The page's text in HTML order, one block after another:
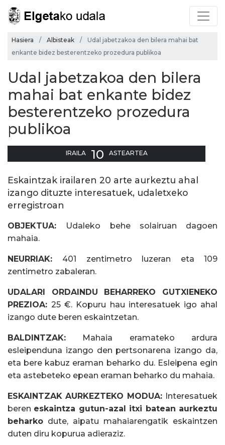
Hasiera Albisteak
Udal jabetzakoa den bilera mahai bat
enkante bidez besterentzeko prozedura publikoa
Udal jabetzakoa den bilera
mahai bat enkante bidez
besterentzeko prozedura
publikoa
IRAILA 10 ASTEARTEA
Eskaintzak irailaren 20 arte aurkeztu ahal
izango dituzte interesatuek, udaletxeko
erregistroan
OBJEKTUA: Udaleko behe solairuan dagoen
mahaia.
NEURRIAK: 401 zentimetro luzeran eta 109
zentimetro zabaleran.
UDALARI ORDAINDU BEHARREKO GUTXIENEKO
PREZIOA:25 €. Kopuru hau interesatuek igo ahal
izango dute beren eskaintzetan.
BALDINTZAK: Mahaia eramateko ardura
esleipenduna izango den pertsonarena izango da,
eta bere kabuz eraman beharko du. Esleipena egin
eta astebeteko epean eraman beharko du mahaia.
ESKAINTZAK AURKEZTEKO MODUA:
Interesatuek
beren eskaintza gutun-azal itxi batean aurkeztu
beharko dute, aipatu mahaiarengatik eskaintzen
duten diru kopurua adieraziz.